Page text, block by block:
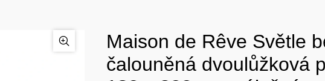
Maison de Rêve Světle
čalouněná dvoulůžková